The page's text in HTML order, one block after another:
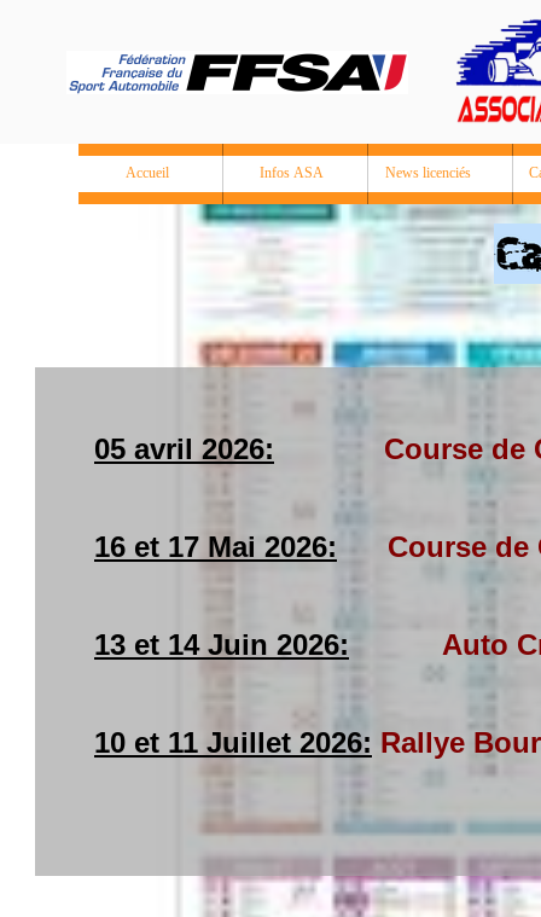
05 avril 2026: Course de
16 et 17 Mai 2026: Course de
13 et 14 Juin 2026: Auto
10 et 11 Juillet 2026: Rallye
Accueil Infos ASA News licenciés